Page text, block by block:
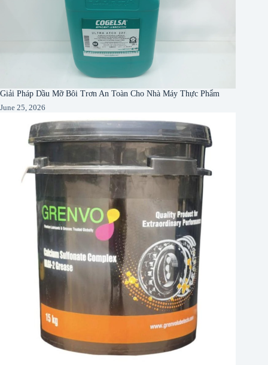
Giải Pháp Dầu Mỡ Bôi Trơn An Toàn Cho Nhà Máy Thực Phẩm
June 25, 2026